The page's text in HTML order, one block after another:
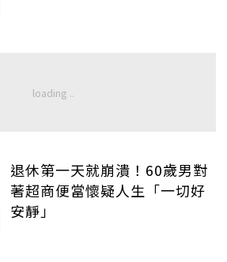
退休第一天就崩潰！60歲男對
著超商便當懷疑人生「一切好
安靜」